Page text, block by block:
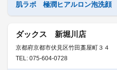
肌ラボ 極潤ヒアルロン泡洗顔
ダックス 新堀川店
京都府京都市伏見区竹田藁屋町３４
TEL: 075-604-0728